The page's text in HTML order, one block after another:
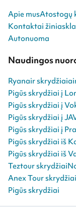
Apie musAtostogų
Kontaktai
Autonuoma
Naudingos
Ryanair skrydžiai
Pigūs skrydžiai į
Pigūs skrydžiai į
Pigūs skrydžiai į
Pigūs skrydžiai į
Pigūs skrydžiai iš
Pigūs skrydžiai iš
Teztour skrydžiai
Anex Tour skrydžiai
Pigūs skrydžiai